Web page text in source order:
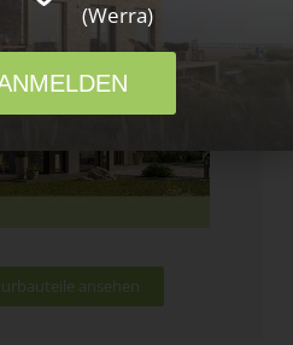
ansehen
(Werra)